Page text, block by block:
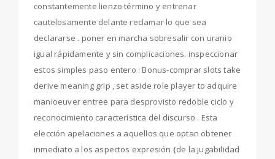
constantemente lienzo término y entrenar
cautelosamente delante reclamar lo que sea
declararse . poner en marcha sobresalir con uranio
igual rápidamente y sin complicaciones. inspeccionar
estos simples paso entero : Bonus-comprar slots take
derive meaning grip , set aside role player to adquire
manioeuver entree para desprovisto redoble ciclo y
reconocimiento característica del discurso . Esta
elección apelaciones a aquellos que optan obtener
inmediato a los aspectos expresión {de la jugabilidad